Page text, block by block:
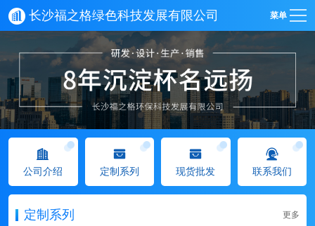
长沙福之格绿色科技发展有限公司 菜单
公司介绍 定制系列 现货批发 联系我们
定制系列 更多